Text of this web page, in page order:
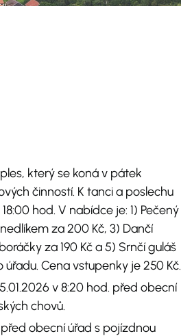
který se koná v pátek
činností. K tanci a poslechu
hod. V nabídce je: 1) Pečený
za 200 Kč, 3) Dančí
za 190 Kč a 5) Srnčí guláš
Cena vstupenky je 250 Kč.
v 8:20 hod. před obecní
chovů.
obecní úřad s pojízdnou